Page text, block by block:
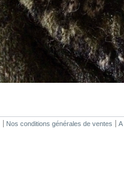
Nos conditions générales de ventes A